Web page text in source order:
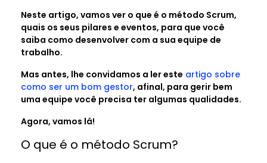
Neste artigo, vamos ver o que é o método Scrum,
quais os seus pilares e eventos, para que você
saiba como desenvolver com a sua equipe de
trabalho.
Mas antes, lhe convidamos a ler este artigo sobre
como ser um bom gestor, afinal, para gerir bem
uma equipe você precisa ter algumas qualidades.
Agora, vamos lá!
O que é o método Scrum?